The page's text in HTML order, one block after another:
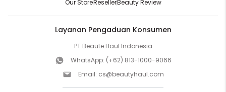
Our StoreResellerBeauty Review
Layanan Pengaduan Konsumen
PT Beaute Haul Indonesia
WhatsApp: (+62) 813-1000-9066
Email: cs@beautyhaul.com